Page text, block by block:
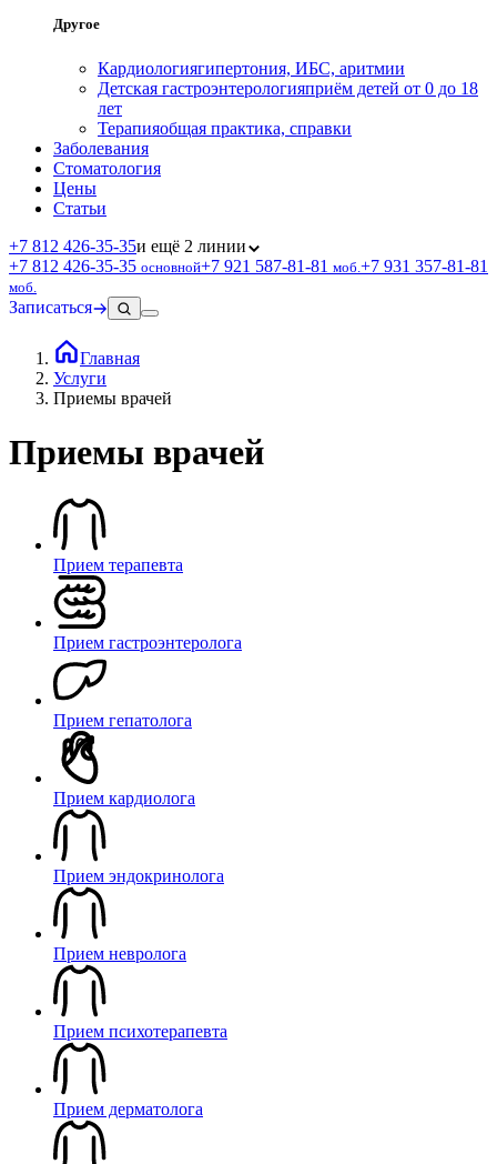
Другое
Кардиологиягипертония, ИБС, аритмии
Детская гастроэнтерологияприём детей от 0 до 18
лет
Терапияобщая практика, справки
Заболевания
Стоматология
Цены
Статьи
+7 812 426‑35‑35и ещё 2 линии
+7 812 426‑35‑35 основной+7 921 587‑81‑81 моб. +7 931 357‑81‑81
моб.
Записаться
Главная
Услуги
Приемы врачей
Приемы врачей
Прием терапевта
Прием гастроэнтеролога
Прием гепатолога
Прием кардиолога
Прием эндокринолога
Прием невролога
Прием психотерапевта
Прием дерматолога